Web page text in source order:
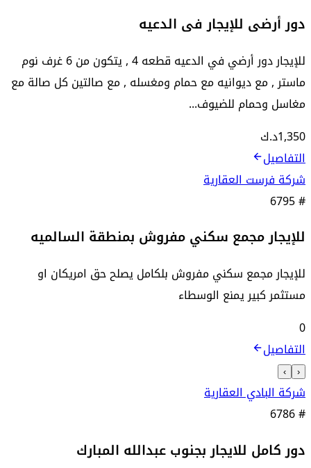
دور أرضى للإيجار فى الدعيه
للإيجار دور أرضي في الدعيه قطعه 4 , يتكون من 6 غرف نوم
ماستر , مع ديوانيه مع حمام ومغسله , مع صالتين كل صالة مع
مغاسل وحمام للضيوف...
1,350د.ك
التفاصيل
شركة فرست العقارية
6795#
للإيجار مجمع سكني مفروش بمنطقة السالميه
للإيجار مجمع سكني مفروش بلكامل يصلح حق امريكان او
مستثمر كبير يمنع الوسطاء
0
التفاصيل
‹
›
شركة البادي العقارية
6786#
دور كامل للايجار بجنوب عبدالله المبارك